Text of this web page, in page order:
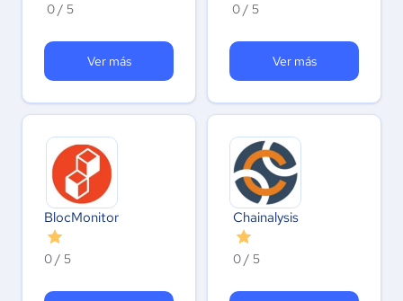
0 / 5
Ver más
0 / 5
Ver más
BlocMonitor
0 / 5
Chainalysis
0 / 5